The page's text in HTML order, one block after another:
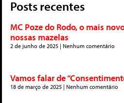
Posts recentes
MC Poze do Rodo, o mais
nossas mazelas
2 de junho de 2025 Nenhum comentário
Vamos falar de
18 de março de 2025 Nenhum comentário